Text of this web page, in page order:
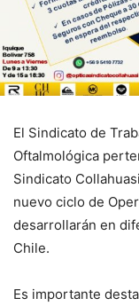
El Sindicato de
Oftalmológica
Sindicato
nuevo ciclo de
desarrollarán en
Chile.
Es importante